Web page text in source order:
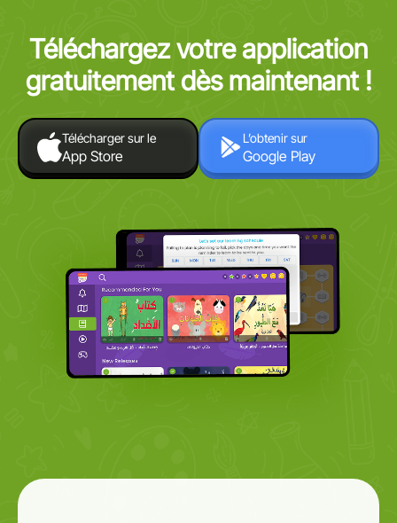
Téléchargez votre application
gratuitement dès maintenant !
Télécharger sur le
App Store
L’obtenir sur
Google Play